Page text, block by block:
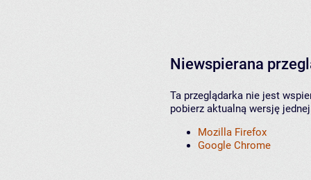
Niewspierana
Ta przeglądarka nie jest
pobierz aktualną wersję
Mozilla Firefox
Google Chrome